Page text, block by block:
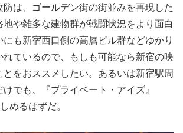
は、ゴールデン街の街並みを再現した
地や雑多な建物群が戦闘状況をより面白
にも新宿西口側の高層ビル群などゆかり
れているので、もしも可能なら新宿の映
をおススメしたい。あるいは新宿駅周
でも、『プライベート・アイズ』
めるはずだ。